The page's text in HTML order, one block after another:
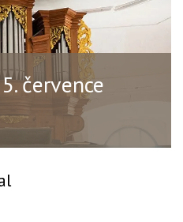
července